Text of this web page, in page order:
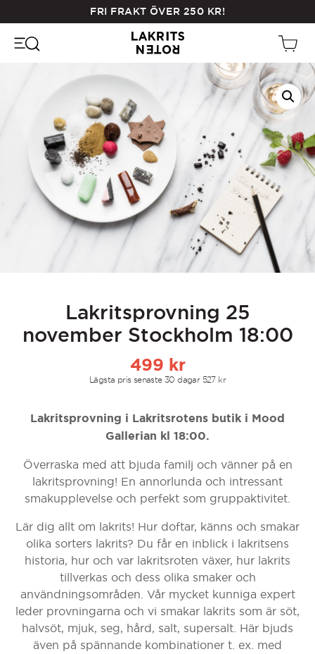
main
content
FRI FRAKT ÖVER 250 KR!
Lakritsprovning 25
november Stockholm 18:00
499 kr
Lägsta pris senaste 30 dagar 527 kr
Lakritsprovning i Lakritsrotens butik i Mood
Gallerian kl 18:00.
Överraska med att bjuda familj och vänner på en
lakritsprovning! En annorlunda och intressant
smakupplevelse och perfekt som gruppaktivitet.
Lär dig allt om lakrits! Hur doftar, känns och smakar
olika sorters lakrits? Du får en inblick i lakritsens
historia, hur och var lakritsroten växer, hur lakrits
tillverkas och dess olika smaker och
användningsområden. Vår mycket kunniga expert
leder provningarna och vi smakar lakrits som är söt,
halvsöt, mjuk, seg, hård, salt, supersalt. Här bjuds
även på spännande kombinationer t. ex. med